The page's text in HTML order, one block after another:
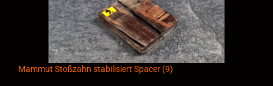
Mammut Stoßzahn stabilisiert Spacer (9)